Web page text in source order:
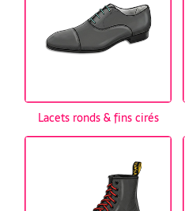
Lacets ronds & fins cirés